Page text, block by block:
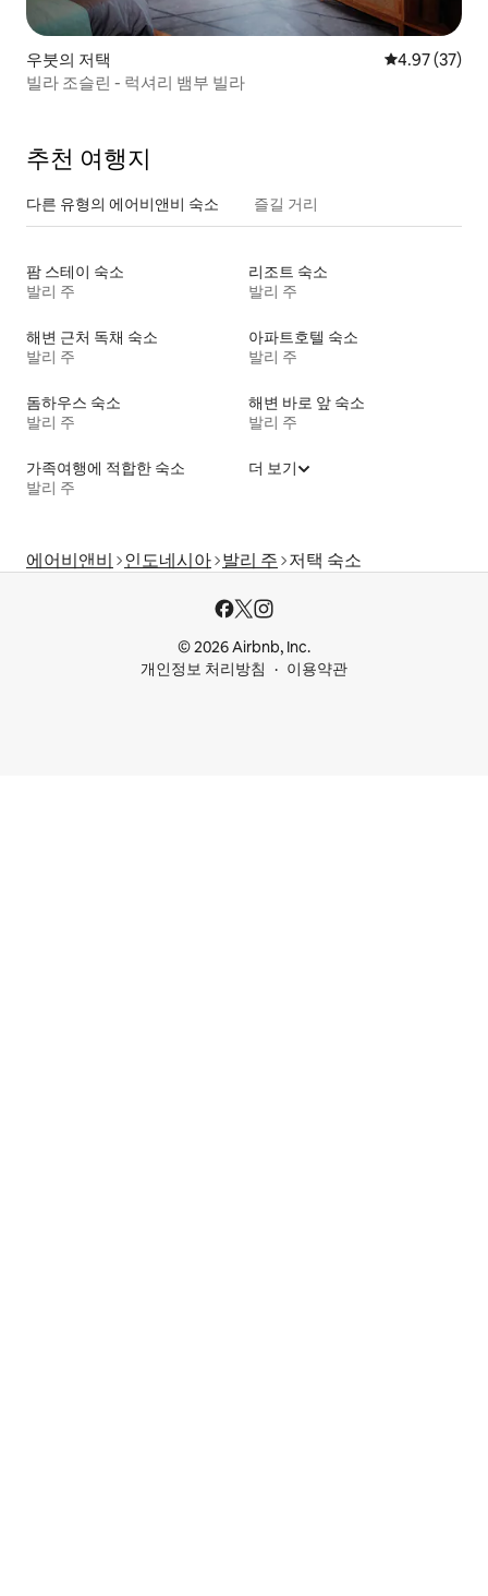
우붓의 저택 평점 4.97점(5
4.97 (37)
빌라 조슬린 - 럭셔리 뱀부 빌라
추천 여행지
다른 유형의 에어비앤비 숙소 즐길 거리
팜 스테이 숙소
발리 주
리조트 숙소
발리 주
해변 근처 독채 숙소
발리 주
아파트호텔 숙소
발리 주
돔하우스 숙소
발리 주
해변 바로 앞 숙소
발리 주
가족여행에 적합한 숙소
발리 주
더 보기
에어비앤비 인도네시아 발리 주 저택 숙소
© 2026 Airbnb, Inc.
개인정보 처리방침
이용약관